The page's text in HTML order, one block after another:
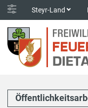
Steyr-Land